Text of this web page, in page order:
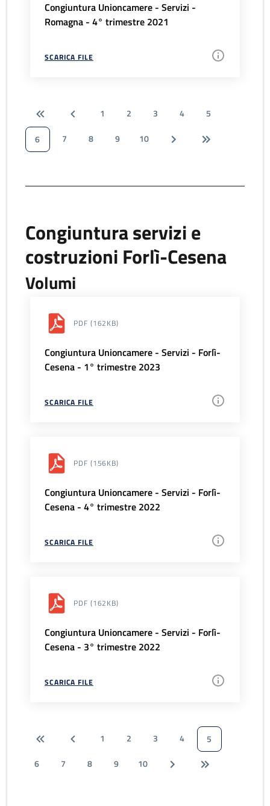
Congiuntura Unioncamere - Servizi -
Romagna - 4° trimestre 2021
SCARICA FILE
1 2 3 4
5
6
7 8 9 10
Congiuntura servizi e
costruzioni Forlì-Cesena
Volumi
PDF (162KB)
Congiuntura Unioncamere - Servizi - Forlì-
Cesena - 1° trimestre 2023
SCARICA FILE
PDF (156KB)
Congiuntura Unioncamere - Servizi - Forlì-
Cesena - 4° trimestre 2022
SCARICA FILE
PDF (162KB)
Congiuntura Unioncamere - Servizi - Forlì-
Cesena - 3° trimestre 2022
SCARICA FILE
1 2 3 4
5
6
7 8 9 10